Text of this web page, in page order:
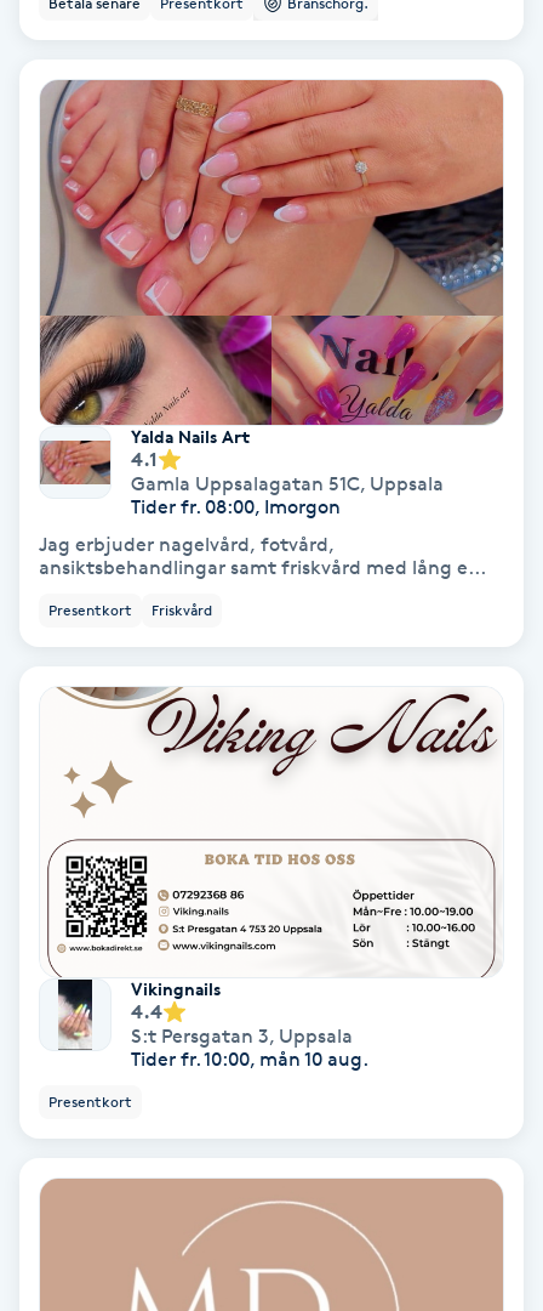
Babylights
Balayage
Bambumassage
Barber
Barnklippning
BIAB
Brynplockning
Bröllopsuppsättning
Celluliter
Coachning
Color correction
Damklippning
Yalda Nails Art
4.1
Gamla Uppsalagatan 51C, Uppsala
Tider fr. 08:00, Imorgon
Jag erbjuder nagelvård, fotvård,
ansiktsbehandlingar samt friskvård med lång e...
Presentkort Friskvård
Vikingnails
4.4
S:t Persgatan 3, Uppsala
Tider fr. 10:00, mån 10 aug.
Presentkort